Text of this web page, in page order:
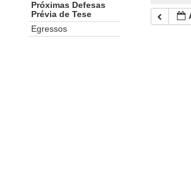
Próximas Defesas
Prévia de Tese
Egressos